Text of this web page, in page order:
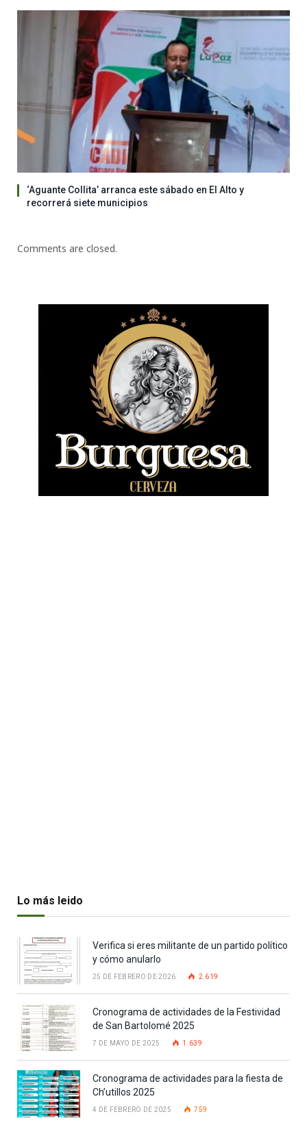
‘Aguante Collita’ arranca este sábado en El Alto y
recorrerá siete municipios
Comments are closed.
Lo más leido
Verifica si eres militante de un partido político
y cómo anularlo
25 DE FEBRERO DE 2026 2.619
Cronograma de actividades de la Festividad
de San Bartolomé 2025
7 DE MAYO DE 2025 1.639
Cronograma de actividades para la fiesta de
Ch’utillos 2025
4 DE FEBRERO DE 2025 759